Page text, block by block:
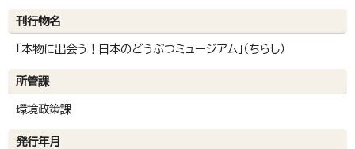
刊行物名
「本物に出会う！日本のどうぶつミュージアム」（ちらし）
所管課
環境政策課
発行年月